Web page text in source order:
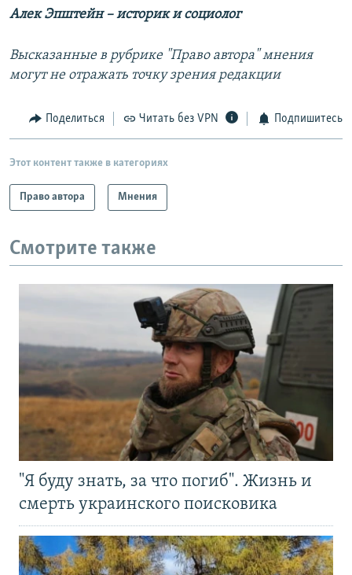
Алек Эпштейн – историк и социолог
Высказанные в рубрике "Право автора" мнения
могут не отражать точку зрения редакции
Поделиться Читать без VPN Подпишитесь
Этот контент также в категориях
Право автора Мнения
Смотрите также
"Я буду знать, за что погиб". Жизнь и
смерть украинского поисковика